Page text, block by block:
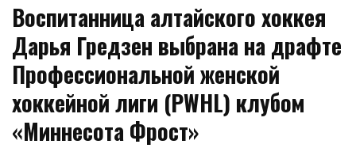
Воспитанница алтайского хоккея
Дарья Гредзен выбрана на драфте
Профессиональной женской
хоккейной лиги (PWHL) клубом
«Миннесота Фрост»